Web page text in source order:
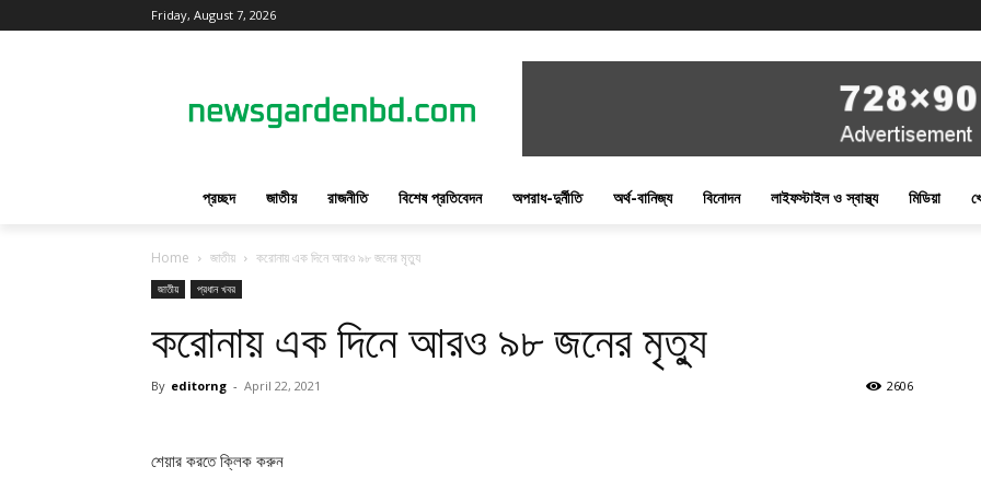
Friday, August 7, 2026
প্রচ্ছদ জাতীয় রাজনীতি বিশেষ প্রতিবেদন অপরাধ-দুর্নীতি অর্থ-বানিজ্য বিনোদন লাইফস্টাইল ও স্বাস্থ্য মিডিয়া
Home জাতীয় করোনায় এক দিনে আরও ৯৮ জনের মৃত্যু
জাতীয় প্রধান খবর
করোনায় এক দিনে আরও ৯৮ জনের মৃত্যু
By editorng - April 22, 2021 2606
শেয়ার করতে ক্লিক করুন